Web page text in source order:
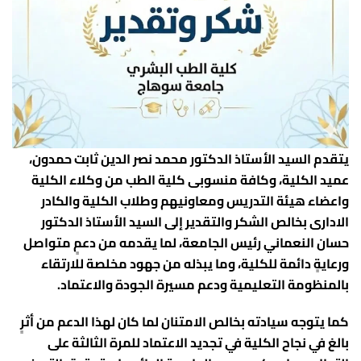
مجلس الكلية
مخرجات معايير الاعتماد المؤسسي
معايير وأخلاقيات الكلية
كلمة الترحيب
شئون الدراسات العليا
شئون خدمة المجتمع وتنمية البيئة
مواقع أعضاء هيئة التدريس بجامعة سوهاج
منح و بعثات
بوابة الخدمات الجامعية
حقوق و واجبات أعضاء هيئة التدريس
قواعد الترقية لأعضاء هيئة التدريس
صندوق علاج أعضاء هيئة التدريس
خدمات طلابية
محاضرات الكترونية
اللائحة
نتائج المرحلة الجامعية الاولى
مكتبة الكلية
استبيانات الطلاب
الطلاب الوافدين
المدينة الجامعية
المقررات الدراسية
البرامج الأكاديمية واللوائح الدراسية
طلاب الدراسات العليا
وكيل الكلية لشئون الدراسات العليا والبحوث
لائحة الدراسات العليا وقواعد التسجيل
خدمات طلاب الدراسات العليا
وحدات الكلية
ضمان الجودة
تطوير التعليم الطبي
القياس والتقويم
دعم البحث العلمى
الطلاب الوافدين
المنح الدراسية
تنمية الموارد الذاتية
خدمة المجتمع
متابعة الخريجين
خدمات إلكترونية
منصة ثينكي
موقع زاد
تطبيقات الجامعة
الخدمات الإلكترونية
أنظمة الجامعة الإلكترونية
مركز الابحاث المركزي
الادارات
الجامعات المصرية
كلية الطب جامعة عين شمس
كلية الطب جامعة الإسكندرية
كلية الطب جامعة أسيوط
كلية الطب جامعة بنى سويف
كلية الطب جامعة القاهرة
الإتصال بالكلية
خريطة الوصول
English
يتقدم السيد الأستاذ الدكتور محمد نصر الدين ثابت حمدون،
عميد الكلية، وكافة منسوبى كلية الطب من وكلاء الكلية
واعضاء هيئة التدريس ومعاونيهم وطلاب الكلية والكادر
الادارى بخالص الشكر والتقدير إلى السيد الأستاذ الدكتور
حسان النعماني رئيس الجامعة، لما يقدمه من دعمٍ متواصل
ورعايةٍ دائمة للكلية، وما يبذله من جهود مخلصة للارتقاء
بالمنظومة التعليمية ودعم مسيرة الجودة والاعتماد.
كما يتوجه سيادته بخالص الامتنان لما كان لهذا الدعم من أثرٍ
بالغ في نجاح الكلية في تجديد الاعتماد للمرة الثالثة على